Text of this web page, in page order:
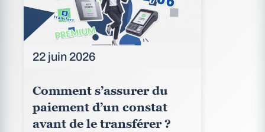
22 juin 2026
Comment s’assurer du
paiement d’un constat
avant de le transférer ?